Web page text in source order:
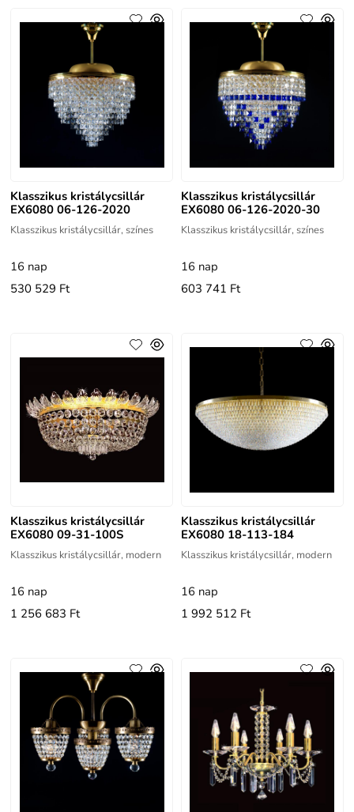
Klasszikus kristálycsillár
EX6080 06-126-2020
Klasszikus kristálycsillár, színes
16 nap
530 529 Ft
Klasszikus kristálycsillár
EX6080 06-126-2020-30
Klasszikus kristálycsillár, színes
16 nap
603 741 Ft
Klasszikus kristálycsillár
EX6080 09-31-100S
Klasszikus kristálycsillár, modern
16 nap
1 256 683 Ft
Klasszikus kristálycsillár
EX6080 18-113-184
Klasszikus kristálycsillár, modern
16 nap
1 992 512 Ft